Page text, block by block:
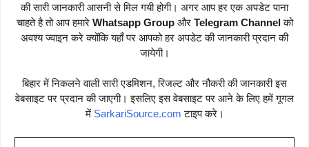
की सारी जानकारी आसनी से मिल गयी होगी। अगर आप हर एक अपडेट पाना
चाहते है तो आप हमारे Whatsapp Groupऔर Telegram Channelको
अवश्य ज्वाइन करे क्योंकि यहाँ पर आपको हर अपडेट की जानकारी प्रदान की
जायेगी।
बिहार में निकलने वाली सारी एडमिशन, रिजल्ट और नौकरी की जानकारी इस
वेबसाइट पर प्रदान की जाएगी। इसलिए इस वेबसाइट पर आने के लिए हमें गूगल
में SarkariSource.com टाइप करे।